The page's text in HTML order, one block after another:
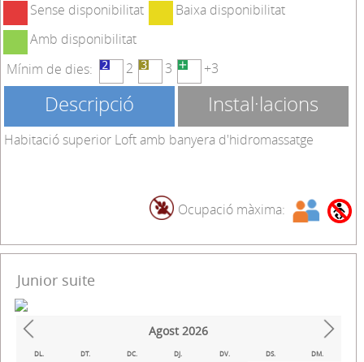
Sense disponibilitat
Baixa disponibilitat
Amb disponibilitat
Mínim de dies:
2 3 +3
Descripció Instal·lacions
Habitació superior Loft amb banyera d'hidromassatge
Ocupació màxima:
Junior suite
Prev Next
Agost 2026
DL. DT. DC. DJ. DV. DS. DM.